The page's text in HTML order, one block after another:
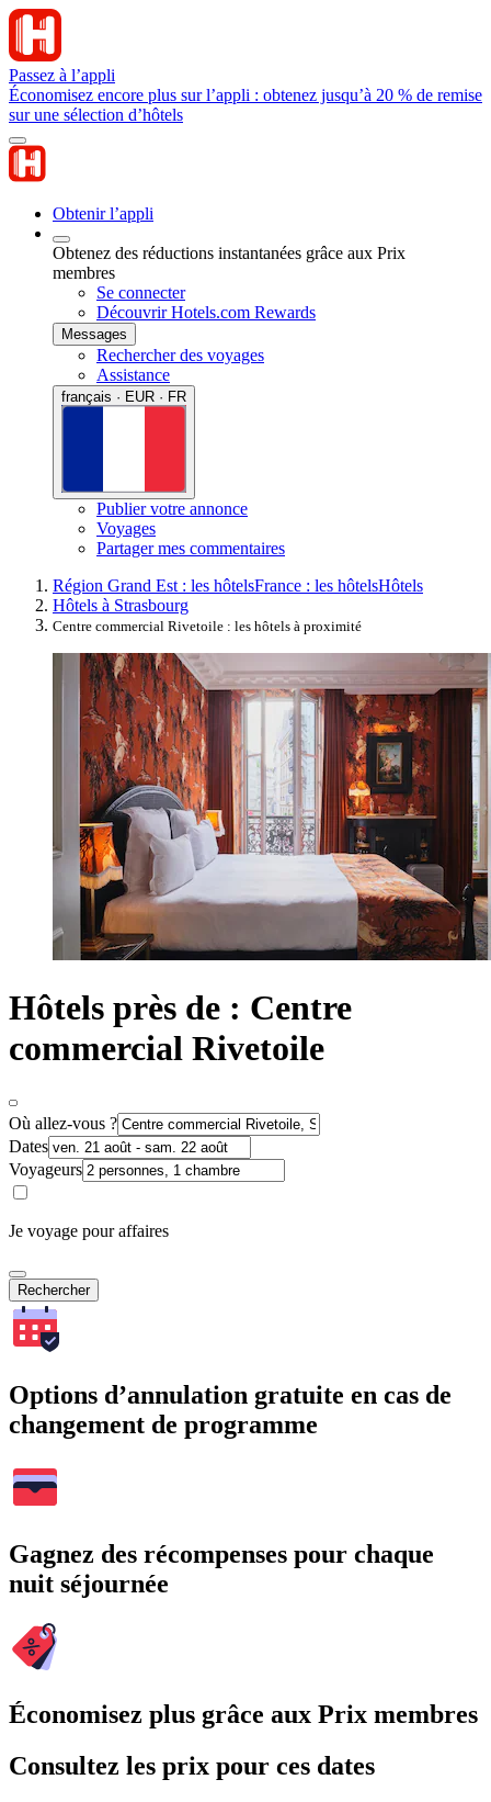
Passez à l’appli
Économisez encore plus sur l’appli : obtenez jusqu’à 20 % de remise
sur une sélection d’hôtels
Obtenir l’appli
Obtenez des réductions instantanées grâce aux Prix
membres
Se connecter
Découvrir Hotels.com Rewards
Messages
Rechercher des voyages
Assistance
français · EUR · FR
Publier votre annonce
Voyages
Partager mes commentaires
Région Grand Est : les hôtelsFrance : les hôtelsHôtels
Hôtels à Strasbourg
Centre commercial Rivetoile : les hôtels à proximité
Hôtels près de : Centre
commercial Rivetoile
Où allez-vous ?
Dates
Voyageurs
Je voyage pour affaires
Rechercher
Options d’annulation gratuite en cas de
changement de programme
Gagnez des récompenses pour chaque
nuit séjournée
Économisez plus grâce aux Prix membres
Consultez les prix pour ces dates